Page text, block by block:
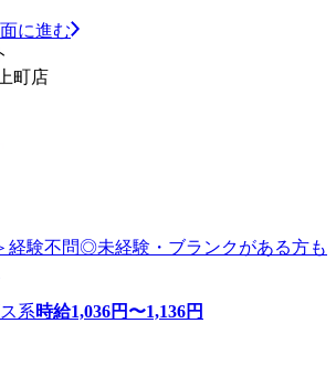
に進む
町店
経験不問◎未経験・ブランクがある方も
系時給1,036円〜1,136円